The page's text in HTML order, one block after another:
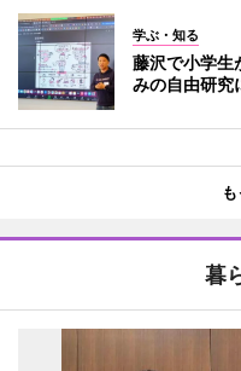
学ぶ・知る
藤沢で小学
みの自由研究
暮